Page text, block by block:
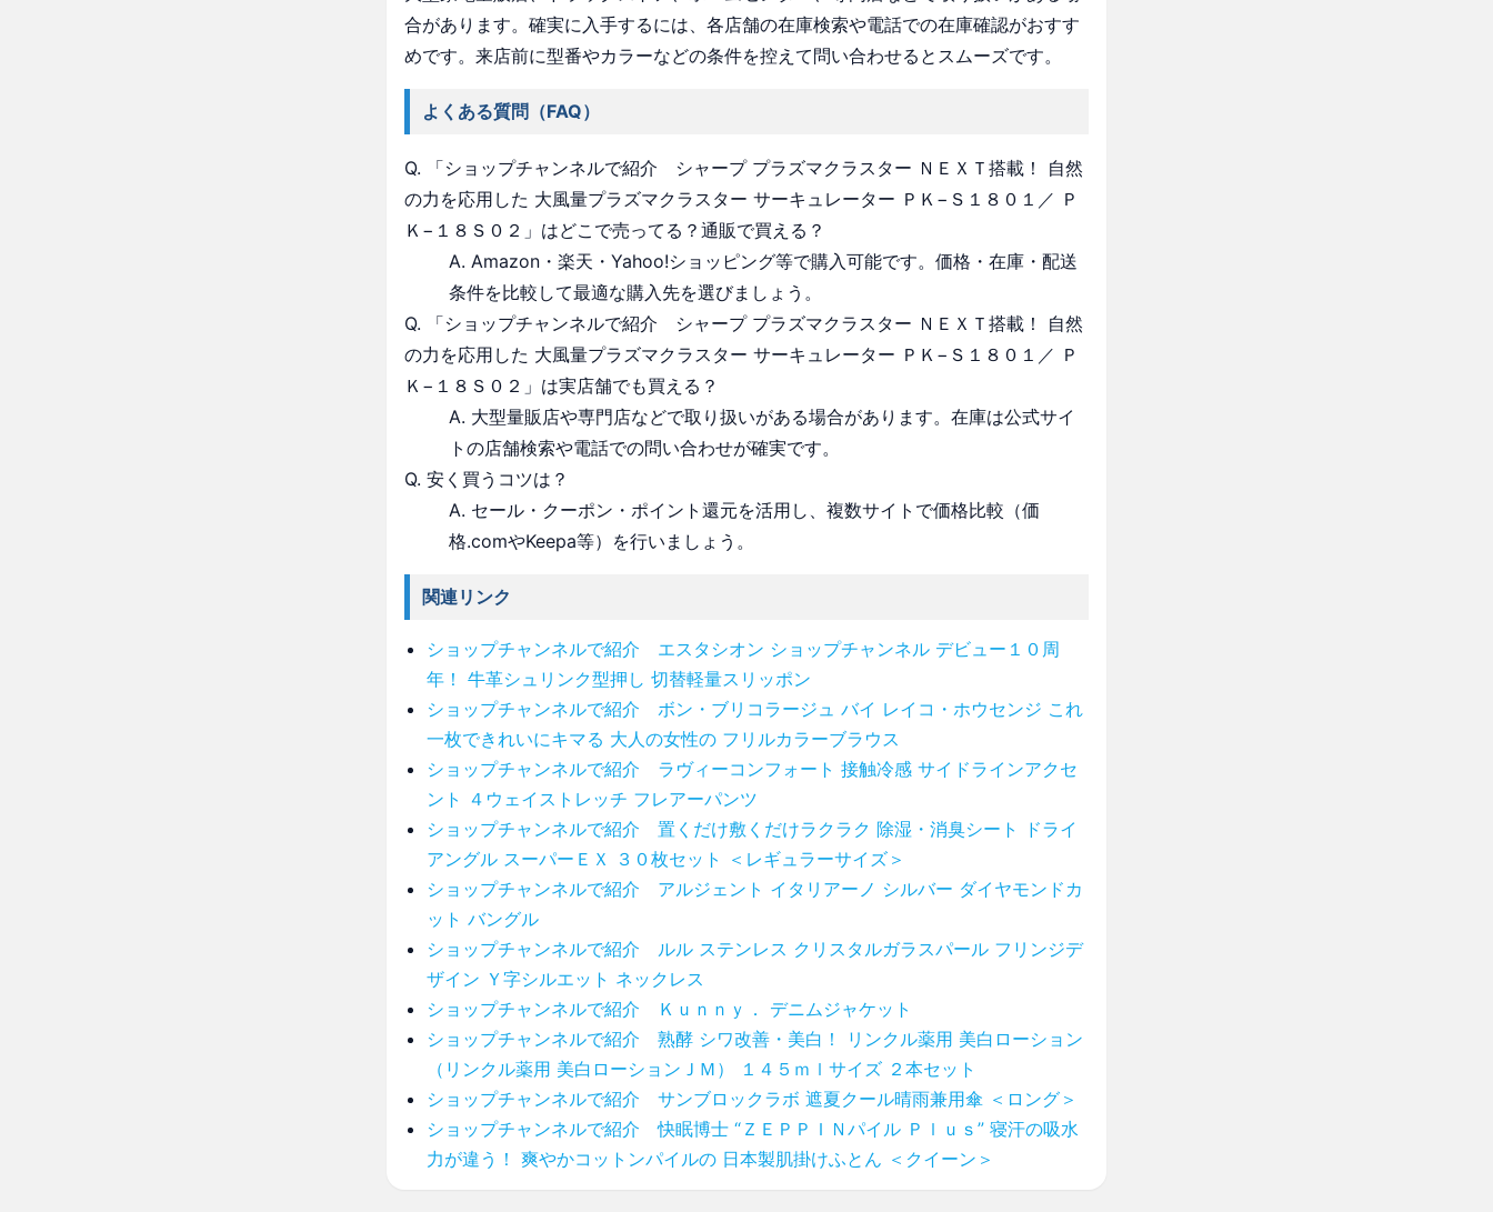
合があります。確実に入手するには、各店舗の在庫検索や電話での在庫確認がおすす
めです。来店前に型番やカラーなどの条件を控えて問い合わせるとスムーズです。
よくある質問（FAQ）
Q. 「ショップチャンネルで紹介 シャープ プラズマクラスター ＮＥＸＴ搭載！ 自然
の力を応用した 大風量プラズマクラスター サーキュレーター ＰＫ−Ｓ１８０１／ Ｐ
Ｋ−１８Ｓ０２」はどこで売ってる？通販で買える？
A. Amazon・楽天・Yahoo!ショッピング等で購入可能です。価格・在庫・配送
条件を比較して最適な購入先を選びましょう。
Q. 「ショップチャンネルで紹介 シャープ プラズマクラスター ＮＥＸＴ搭載！ 自然
の力を応用した 大風量プラズマクラスター サーキュレーター ＰＫ−Ｓ１８０１／ Ｐ
Ｋ−１８Ｓ０２」は実店舗でも買える？
A. 大型量販店や専門店などで取り扱いがある場合があります。在庫は公式サイ
トの店舗検索や電話での問い合わせが確実です。
Q. 安く買うコツは？
A. セール・クーポン・ポイント還元を活用し、複数サイトで価格比較（価
格.comやKeepa等）を行いましょう。
関連リンク
ショップチャンネルで紹介 エスタシオン ショップチャンネル デビュー１０周
年！ 牛革シュリンク型押し 切替軽量スリッポン
ショップチャンネルで紹介 ボン・ブリコラージュ バイ レイコ・ホウセンジ これ
一枚できれいにキマる 大人の女性の フリルカラーブラウス
ショップチャンネルで紹介 ラヴィーコンフォート 接触冷感 サイドラインアクセ
ント ４ウェイストレッチ フレアーパンツ
ショップチャンネルで紹介 置くだけ敷くだけラクラク 除湿・消臭シート ドライ
アングル スーパーＥＸ ３０枚セット ＜レギュラーサイズ＞
ショップチャンネルで紹介 アルジェント イタリアーノ シルバー ダイヤモンドカ
ット バングル
ショップチャンネルで紹介 ルル ステンレス クリスタルガラスパール フリンジデ
ザイン Ｙ字シルエット ネックレス
ショップチャンネルで紹介 Ｋｕｎｎｙ． デニムジャケット
ショップチャンネルで紹介 熟酵 シワ改善・美白！ リンクル薬用 美白ローション
（リンクル薬用 美白ローションＪＭ） １４５ｍｌサイズ ２本セット
ショップチャンネルで紹介 サンブロックラボ 遮夏クール晴雨兼用傘 ＜ロング＞
ショップチャンネルで紹介 快眠博士 “ＺＥＰＰＩＮパイル Ｐｌｕｓ” 寝汗の吸水
力が違う！ 爽やかコットンパイルの 日本製肌掛けふとん ＜クイーン＞